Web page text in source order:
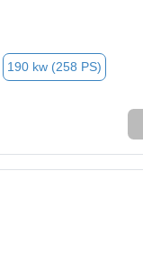
190 kw (258 PS)